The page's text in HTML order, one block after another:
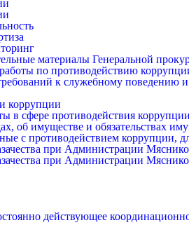
материалы Генеральной
по противодействию
к служебному поведению
коррупции
в сфере противодействия коррупции
об имуществе и обязательствах
с противодействием коррупции,
при Администрации
при Администрации
действующее